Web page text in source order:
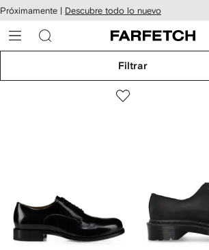
al
Próximamente | Descubre todo lo nuevo
Filtrar